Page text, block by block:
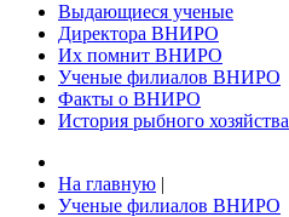
Выдающиеся ученые
Директора ВНИРО
Их помнит ВНИРО
Ученые филиалов ВНИРО
Факты о ВНИРО
История рыбного хозяйства
На главную |
Ученые филиалов ВНИРО